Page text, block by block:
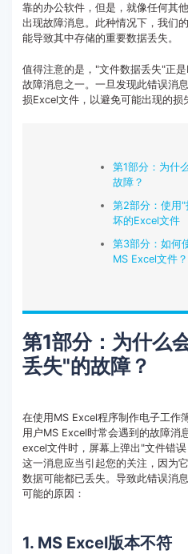
靠的办公软件，但是，就像任何其
出现故障消息。此种情况下，我们
能导致其中存储的重要数据丢失。
值得注意的是，"文件数据丢失"正
故障消息之一。一旦发现此错误消
损Excel文件，以避免可能出现的损
第1部分：为什
故障？
第2部分：使用
坏的Excel文件
第3部分：如何
MS Excel文件？
第1部分：为什么
丢失"的故障？
在使用MS Excel程序制作电子工作
用户MS Excel时常会遇到的故障消
excel文件时，屏幕上弹出"文件错
这一消息应当引起您的关注，因为
数据可能都已丢失。导致此错误消
可能的原因：
1. MS Excel版本不符